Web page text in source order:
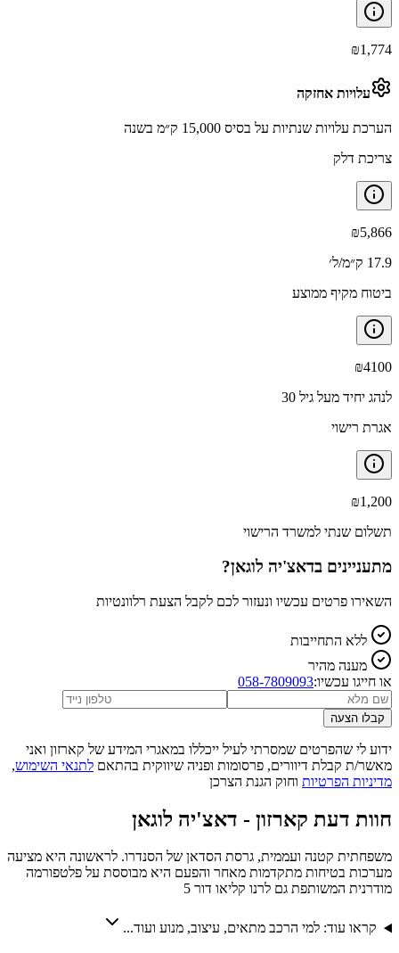
₪1,774
עלויות אחזקה
הערכת עלויות שנתיות על בסיס 15,000 ק״מ בשנה
צריכת דלק
₪5,866
17.9 ק״מ/ל׳
ביטוח מקיף ממוצע
₪4100
לנהג יחיד מעל גיל 30
אגרת רישוי
₪1,200
תשלום שנתי למשרד הרישוי
מתעניינים בדאצ'יה לוגאן?
השאירו פרטים עכשיו ונעזור לכם לקבל הצעת רלוונטיות
ללא התחייבות
מענה מהיר
או חייגו עכשיו:058-7809093
קבלו הצעה
ידוע לי שהפרטים שמסרתי לעיל ייכללו במאגרי המידע של קארזון ואני
מאשר/ת קבלת דיוורים, פרסומות ופניה שיווקית בהתאם לתנאי השימוש,
מדיניות הפרטיות וחוק הגנת הצרכן
חוות דעת קארזון - דאצ'יה לוגאן
משפחתית קטנה ועממית, גרסת הסדאן של הסנדרו. לראשונה היא מציעה
מערכות בטיחות מתקדמות מאחר והפעם היא מבוססת על פלטפורמה
מודרנית המשותפת גם לרנו קליאו דור 5
קראו עוד: למי הרכב מתאים, עיצוב, מנוע ועוד...